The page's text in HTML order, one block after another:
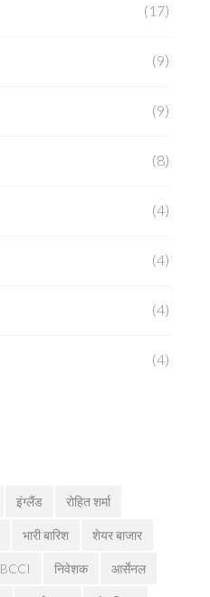
(17)
(9)
(9)
(8)
(4)
(4)
(4)
(4)
इंग्लैंड रोहित शर्मा
भारी बारिश शेयर बाजार
BCCI निवेशक आर्सेनल